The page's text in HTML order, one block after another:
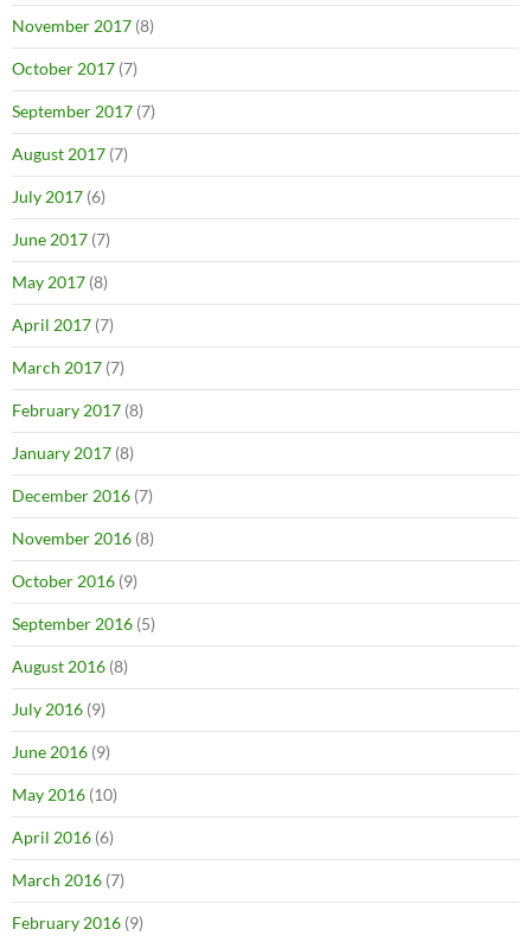
November 2017 (8)
October 2017 (7)
September 2017 (7)
August 2017 (7)
July 2017 (6)
June 2017 (7)
May 2017 (8)
April 2017 (7)
March 2017 (7)
February 2017 (8)
January 2017 (8)
December 2016 (7)
November 2016 (8)
October 2016 (9)
September 2016 (5)
August 2016 (8)
July 2016 (9)
June 2016 (9)
May 2016 (10)
April 2016 (6)
March 2016 (7)
February 2016 (9)